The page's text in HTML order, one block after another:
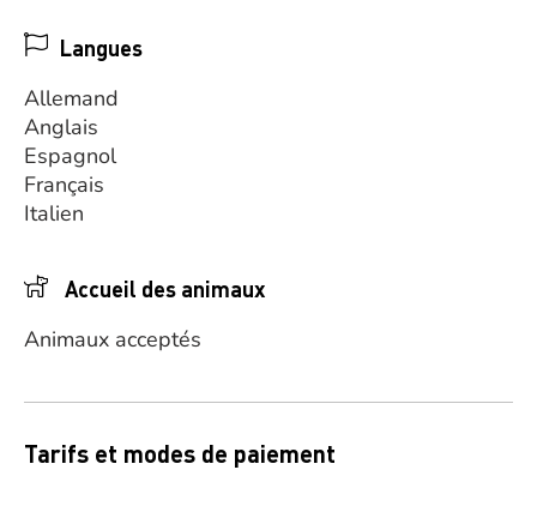
Langues
Allemand
Anglais
Espagnol
Français
Italien
Accueil des animaux
Animaux acceptés
Tarifs et modes de paiement